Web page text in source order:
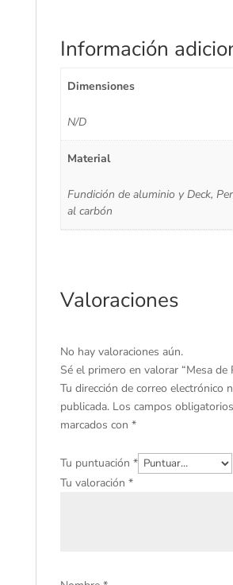
Información
Dimensiones
N/D
Material
Fundición de aluminio y Deck,
al carbón
Valoraciones
No hay valoraciones aún.
Sé el primero en valorar “Mesa de
Tu dirección de correo electrónico
publicada. Los campos
marcados con *
Tu puntuación *
Tu valoración *